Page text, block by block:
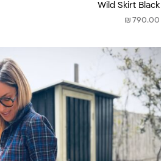
Wild Skirt Black
₪ 790.00